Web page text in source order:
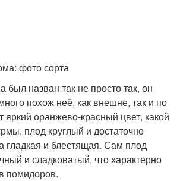
фото сорта
был назван так не просто так, он
похож неё, как внешне, так и по
яркий оранжево-красный цвет, какой
плод круглый и достаточно
гладкая и блестящая. Сам плод
и сладковатый, что характерно
помидоров.